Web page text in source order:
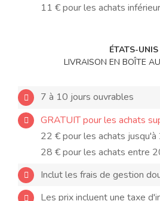
11 € pour les achats
ÉTATS-UNIS
LIVRAISON EN BOÎTE
7 à 10 jours ouvrables
GRATUIT pour les achats
22 € pour les achats
28 € pour les achats entre
Inclut les frais de gestion
Les prix incluent une taxe